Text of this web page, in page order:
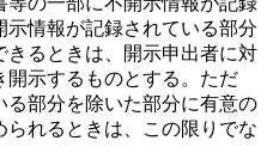
情報が記録されている部分
きるときは、開示申出者に対
開示するものとする。ただ
る部分を除いた部分に有意の
れるときは、この限りでな